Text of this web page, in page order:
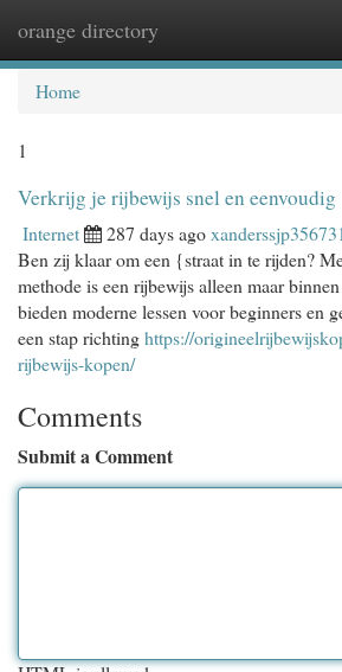
orange directory
Home
1
Verkrijg je rijbewijs snel en eenvoudig
Internet 287 days agoxanderssjp356731
Ben zij klaar om een {straat in te rijden?
methode is een rijbewijs alleen maar
bieden moderne lessen voor beginners en
een stap richtinghttps://
rijbewijs-kopen/
Comments
Submit a Comment